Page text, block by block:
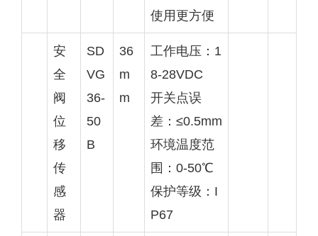
使用更方便
安
全
阀
位
移
传
感
器
SD
VG
36-
50
B
36
m
m
工作电压：1
8-28VDC
开关点误
差：≤0.5mm
环境温度范
围：0-50℃
保护等级：I
P67